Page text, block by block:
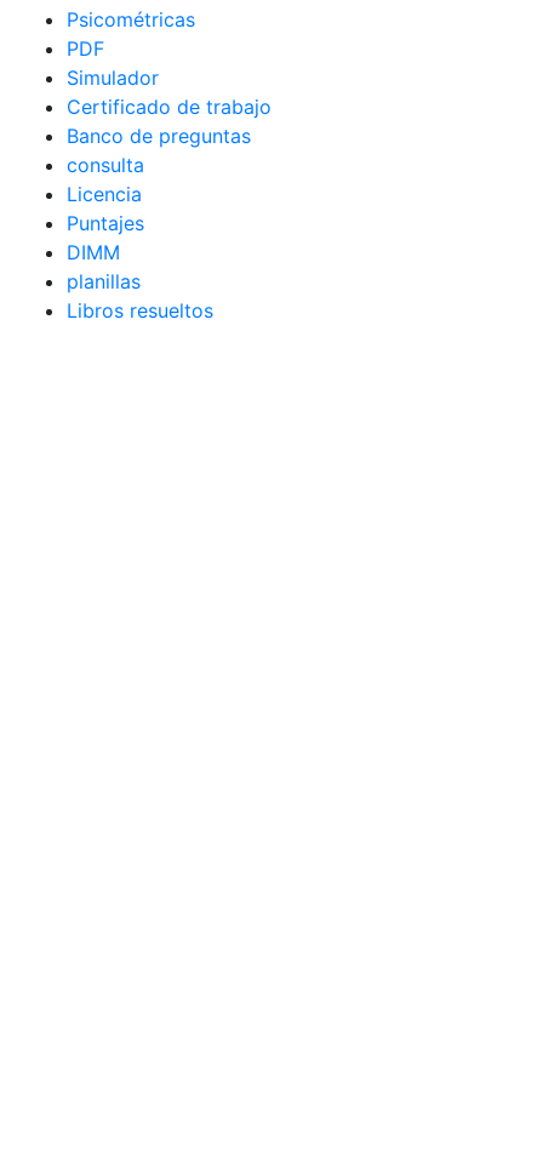
Psicométricas
PDF
Simulador
Certificado de trabajo
Banco de preguntas
consulta
Licencia
Puntajes
DIMM
planillas
Libros resueltos